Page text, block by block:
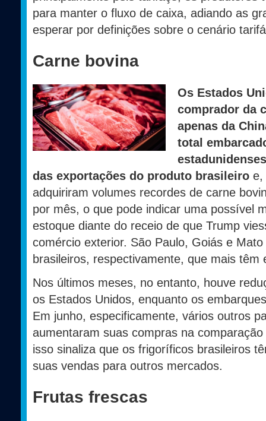
para manter o fluxo de caixa, adiando as
esperar por definições sobre o cenário
Carne bovina
Os Estados
comprador da
apenas da
total
das exportações do produto brasileiro e,
adquiriram volumes recordes de carne
por mês, o que pode indicar uma possível
estoque diante do receio de que Trump
comércio exterior. São Paulo, Goiás e
brasileiros, respectivamente, que mais têm
Nos últimos meses, no entanto, houve
os Estados Unidos, enquanto os
Em junho, especificamente, vários outros
aumentaram suas compras na
isso sinaliza que os frigoríficos brasileiros
suas vendas para outros mercados.
Frutas frescas